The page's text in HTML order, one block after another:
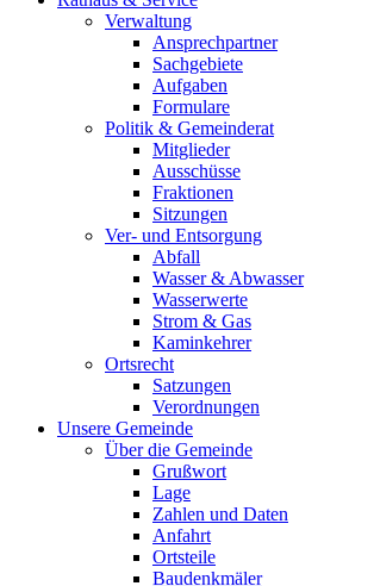
Verwaltung
Ansprechpartner
Sachgebiete
Aufgaben
Formulare
Politik & Gemeinderat
Mitglieder
Ausschüsse
Fraktionen
Sitzungen
Ver- und Entsorgung
Abfall
Wasser & Abwasser
Wasserwerte
Strom & Gas
Kaminkehrer
Ortsrecht
Satzungen
Verordnungen
Unsere Gemeinde
Über die Gemeinde
Grußwort
Lage
Zahlen und Daten
Anfahrt
Ortsteile
Baudenkmäler